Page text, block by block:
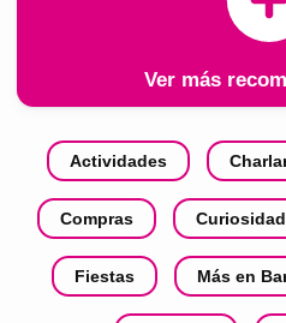
Ver más
Actividades
Compras
Fiestas Más en